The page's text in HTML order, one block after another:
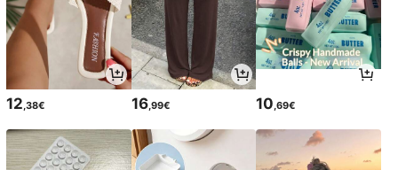
12,38€ 16,99€ 10,69€